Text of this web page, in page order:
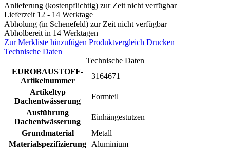
Anlieferung (kostenpflichtig) zur Zeit nicht verfügbar
Lieferzeit 12 - 14 Werktage
Abholung (in Schenefeld) zur Zeit nicht verfügbar
Abholbereit in 14 Werktagen
Zur Merkliste hinzufügen Produktvergleich Drucken
Technische Daten
Technische Daten
EUROBAUSTOFF-
Artikelnummer
3164671
Artikeltyp
Dachentwässerung
Formteil
Ausführung
Dachentwässerung
Einhängestutzen
Grundmaterial
Metall
Materialspezifizierung
Aluminium